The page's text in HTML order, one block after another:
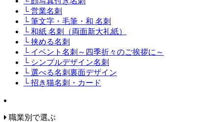
└ 営業名刺
└ 筆文字・毛筆・和 名刺
└ 和紙 名刺（両面新大礼紙）
└ 挟める名刺
└ イベント名刺～四季折々のご挨拶に～
└ シンプルデザイン名刺
└ 選べる名刺裏面デザイン
└ 招き猫名刺・カード
職業別で選ぶ